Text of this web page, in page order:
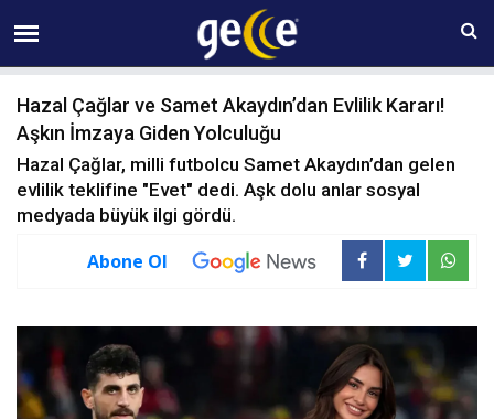
07 AĞUSTOS Cuma 09:51
Hazal Çağlar ve Samet Akaydın’dan Evlilik Kararı!
Aşkın İmzaya Giden Yolculuğu
Hazal Çağlar, milli futbolcu Samet Akaydın’dan gelen
evlilik teklifine "Evet" dedi. Aşk dolu anlar sosyal
medyada büyük ilgi gördü.
Abone Ol